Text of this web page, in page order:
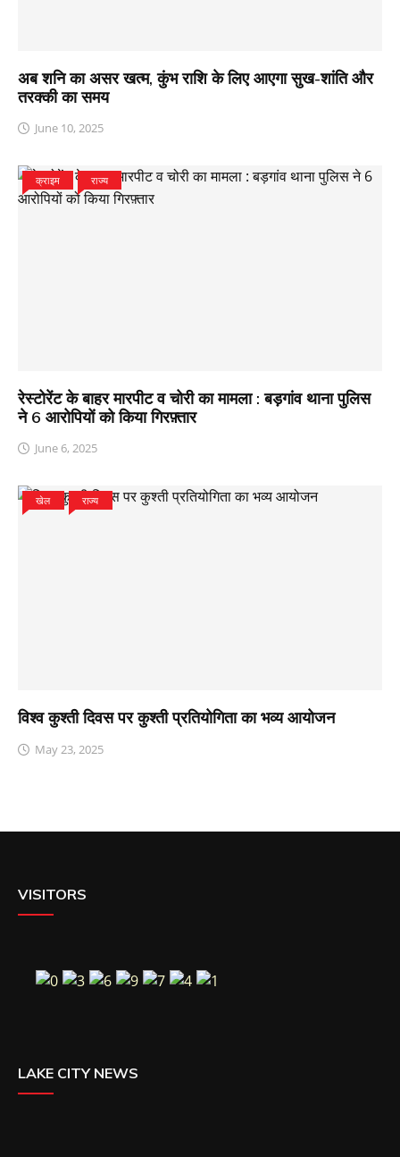
अब शनि का असर खत्म, कुंभ राशि के लिए आएगा सुख-शांति और
तरक्की का समय
June 10, 2025
क्राइम राज्य
रेस्टोरेंट के बाहर मारपीट व चोरी का मामला : बड़गांव थाना पुलिस
ने 6 आरोपियों को किया गिरफ़्तार
June 6, 2025
खेल राज्य
विश्व कुश्ती दिवस पर कुश्ती प्रतियोगिता का भव्य आयोजन
May 23, 2025
VISITORS
LAKE CITY NEWS